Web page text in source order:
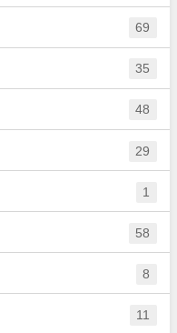
69
35
48
29
1
58
8
11